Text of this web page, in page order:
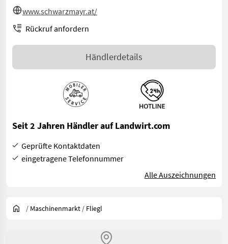
www.schwarzmayr.at/
Rückruf anfordern
Händlerdetails
Seit 2 Jahren Händler auf Landwirt.com
Geprüfte Kontaktdaten
eingetragene Telefonnummer
Alle Auszeichnungen
/ Maschinenmarkt / Fliegl